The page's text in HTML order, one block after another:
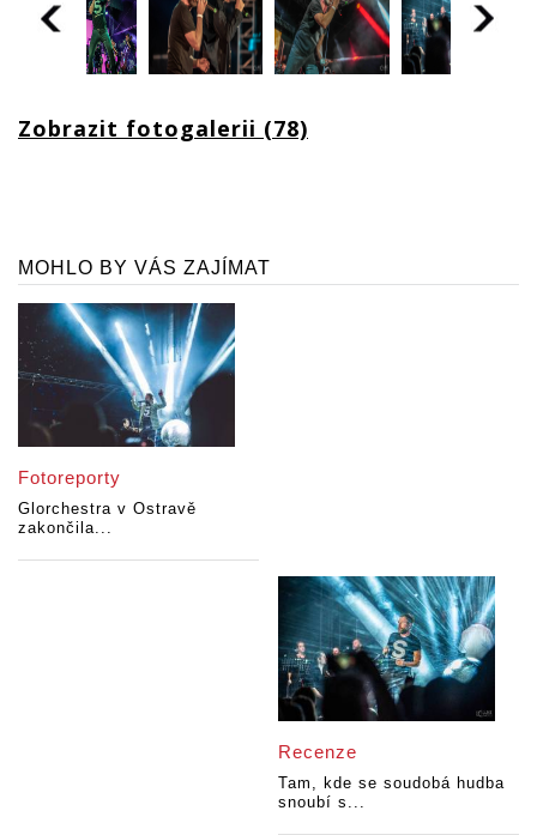
Zobrazit fotogalerii (78)
MOHLO BY VÁS ZAJÍMAT
Fotoreporty
Glorchestra v Ostravě
zakončila...
Recenze
Tam, kde se soudobá hudba
snoubí s...